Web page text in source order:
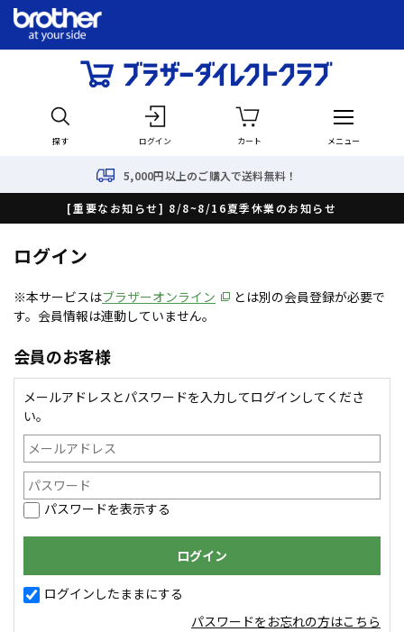
探す ログイン カート メニュー
5,000円以上のご購入で送料無料！
[重要なお知らせ] 8/8~8/16夏季休業のお知らせ
ログイン
※本サービスはブラザーオンライン
とは別の会員登録が必要で
す。会員情報は連動していません。
会員のお客様
メールアドレスとパスワードを入力してログインしてくださ
い。
パスワードを表示する
ログインしたままにする
パスワードをお忘れの方はこちら